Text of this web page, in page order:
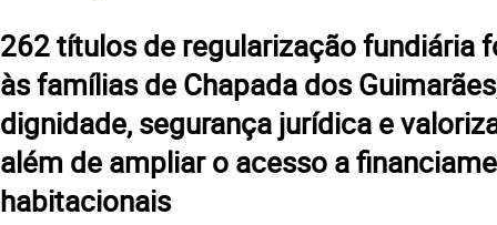
​262 títulos de regularização fundiária
às famílias de Chapada dos
dignidade, segurança jurídica e
além de ampliar o acesso a
habitacionais